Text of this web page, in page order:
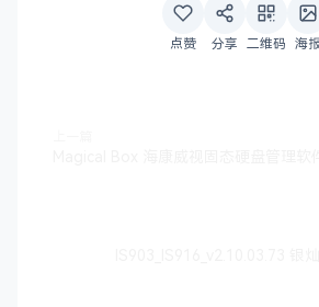
点赞 分享 二维码 海报